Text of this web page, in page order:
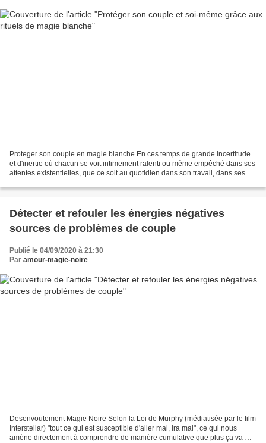
Proteger son couple en magie blanche En ces temps de grande incertitude
et d'inertie où chacun se voit intimement ralenti ou même empêché dans ses
attentes existentielles, que ce soit au quotidien dans son travail, dans ses
Détecter et refouler les énergies négatives
sources de problèmes de couple
Publié le 04/09/2020 à 21:30
Par amour-magie-noire
Desenvoutement Magie Noire Selon la Loi de Murphy (médiatisée par le film
Interstellar) "tout ce qui est susceptible d'aller mal, ira mal", ce qui nous
amène directement à comprendre de manière cumulative que plus ça va mal